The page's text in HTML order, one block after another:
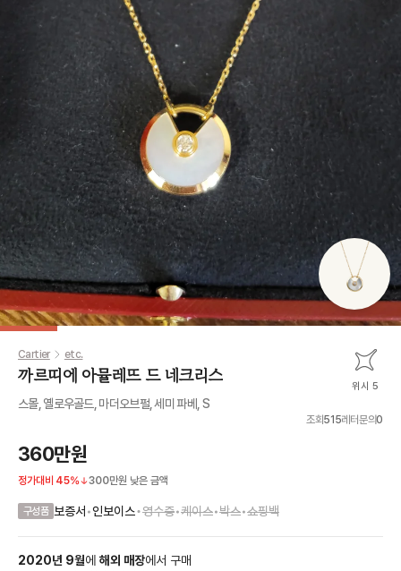
Cartier etc.
까르띠에 아뮬레뜨 드 네크리스 위시 5
스몰, 옐로우골드, 마더오브펄, 세미 파베, S
조회515레터문의0
360만원
정가대비 45% 300만원 낮은 금액
구성품 보증서 •인보이스•영수증•케이스•박스•쇼핑백
2020년 9월에 해외 매장에서 구매